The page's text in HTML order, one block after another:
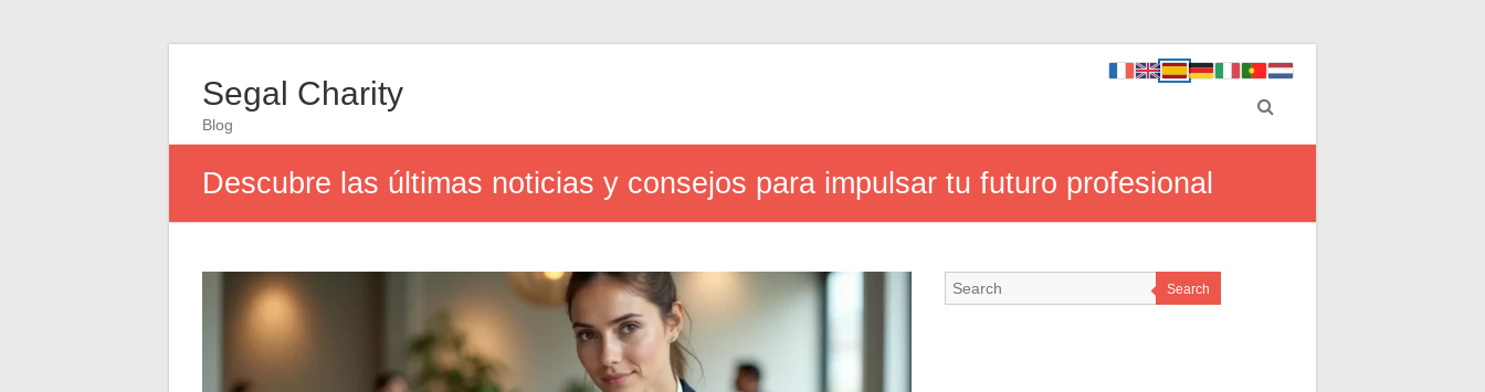
Segal Charity
Blog
Descubre las últimas noticias y consejos para impulsar tu futuro profesional
Search